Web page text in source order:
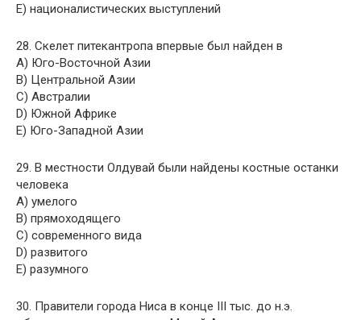
E) националистических выступлений
28. Скелет питекантропа впервые был найден в
A) Юго-Восточной Азии
B) Центральной Азии
C) Австралии
D) Южной Африке
E) Юго-Западной Азии
29. В местности Олдувай были найдены костные останки
человека
A) умелого
B) прямоходящего
C) современного вида
D) развитого
E) разумного
30. Правители города Ниса в конце III тыс. до н.э.